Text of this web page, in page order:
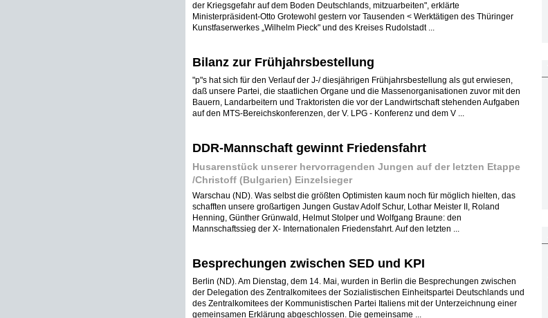
der Kriegsgefahr auf dem Boden Deutschlands, mitzuarbeiten", erklärte
Ministerpräsident-Otto Grotewohl gestern vor Tausenden < Werktätigen des Thüringer
Kunstfaserwerkes „Wilhelm Pieck" und des Kreises Rudolstadt ...
Bilanz zur Frühjahrsbestellung
"p"s hat sich für den Verlauf der J-/ diesjährigen Frühjahrsbestellung als gut erwiesen,
daß unsere Partei, die staatlichen Organe und die Massenorganisationen zuvor mit den
Bauern, Landarbeitern und Traktoristen die vor der Landwirtschaft stehenden Aufgaben
auf den MTS-Bereichskonferenzen, der V. LPG - Konferenz und dem V ...
DDR-Mannschaft gewinnt Friedensfahrt
Husarenstück unserer hervorragenden Jungen auf der letzten Etappe
/Christoff (Bulgarien) Einzelsieger
Warschau (ND). Was selbst die größten Optimisten kaum noch für möglich hielten, das
schafften unsere großartigen Jungen Gustav Adolf Schur, Lothar Meister II, Roland
Henning, Günther Grünwald, Helmut Stolper und Wolfgang Braune: den
Mannschaftssieg der X- Internationalen Friedensfahrt. Auf den letzten ...
Besprechungen zwischen SED und KPI
Berlin (ND). Am Dienstag, dem 14. Mai, wurden in Berlin die Besprechungen zwischen
der Delegation des Zentralkomitees der Sozialistischen Einheitspartei Deutschlands und
des Zentralkomitees der Kommunistischen Partei Italiens mit der Unterzeichnung einer
gemeinsamen Erklärung abgeschlossen. Die gemeinsame ...